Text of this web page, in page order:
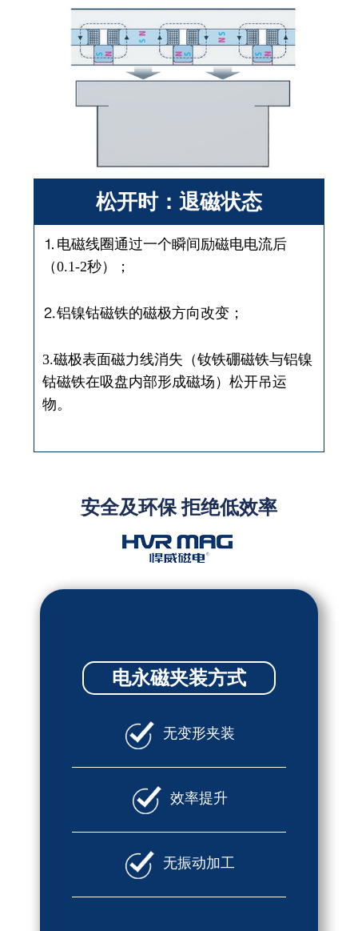
松开时：退磁状态
⒈电磁线圈通过一个瞬间励磁电电流后
（0.1-2秒）；
⒉铝镍钴磁铁的磁极方向改变；
3.磁极表面磁力线消失（钕铁硼磁铁与铝镍
钴磁铁在吸盘内部形成磁场）松开吊运
物。
安全及环保 拒绝低效率
电永磁夹装方式
无变形夹装
效率提升
无振动加工